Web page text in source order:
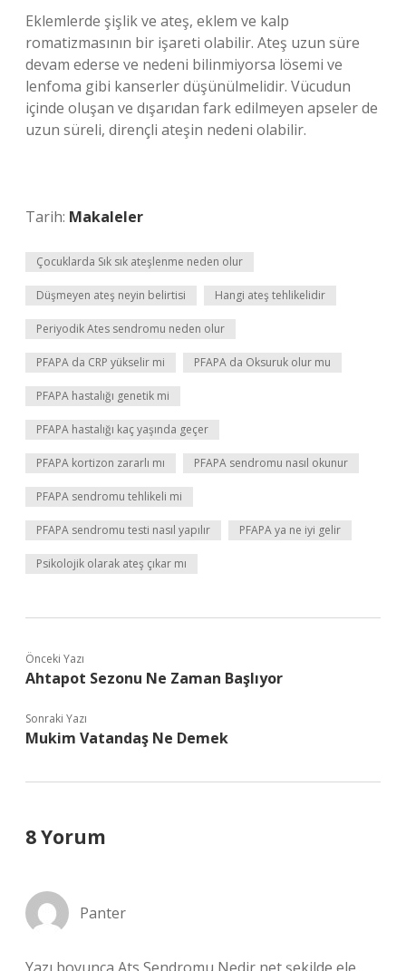
Eklemlerde şişlik ve ateş, eklem ve kalp
romatizmasının bir işareti olabilir. Ateş uzun süre
devam ederse ve nedeni bilinmiyorsa lösemi ve
lenfoma gibi kanserler düşünülmelidir. Vücudun
içinde oluşan ve dışarıdan fark edilmeyen apseler de
uzun süreli, dirençli ateşin nedeni olabilir.
Tarih: Makaleler
Çocuklarda Sık sık ateşlenme neden olur
Düşmeyen ateş neyin belirtisi Hangi ateş tehlikelidir
Periyodik Ates sendromu neden olur
PFAPA da CRP yükselir mi PFAPA da Oksuruk olur mu
PFAPA hastalığı genetik mi
PFAPA hastalığı kaç yaşında geçer
PFAPA kortizon zararlı mı PFAPA sendromu nasıl okunur
PFAPA sendromu tehlikeli mi
PFAPA sendromu testi nasıl yapılır PFAPA ya ne iyi gelir
Psikolojik olarak ateş çıkar mı
Önceki Yazı
Ahtapot Sezonu Ne Zaman Başlıyor
Sonraki Yazı
Mukim Vatandaş Ne Demek
8 Yorum
Panter